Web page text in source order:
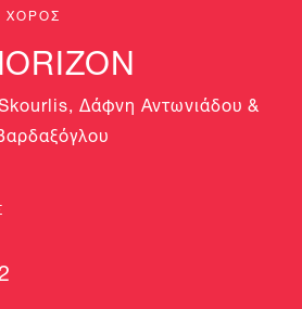
ΧΟΡΟΣ
Δάφνη Αντωνιάδου &